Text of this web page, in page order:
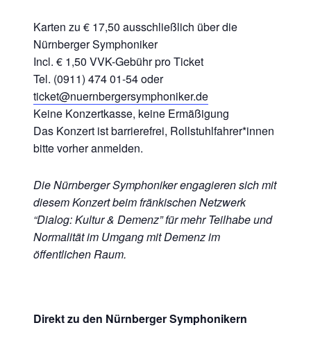
Karten zu € 17,50 ausschließlich über die
Nürnberger Symphoniker
Incl. € 1,50 VVK-Gebühr pro Ticket
Tel. (0911) 474 01-54 oder
ticket@nuernbergersymphoniker.de
Keine Konzertkasse, keine Ermäßigung
Das Konzert ist barrierefrei, Rollstuhlfahrer*innen
bitte vorher anmelden.
Die Nürnberger Symphoniker engagieren sich mit
diesem Konzert beim fränkischen Netzwerk
“Dialog: Kultur & Demenz” für mehr Teilhabe und
Normalität im Umgang mit Demenz im
öffentlichen Raum.
Direkt zu den Nürnberger Symphonikern